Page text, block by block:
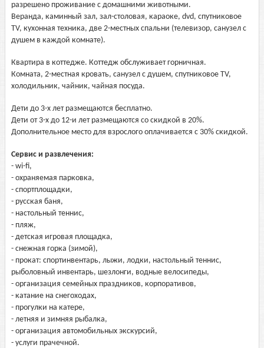
разрешено проживание с домашними животными.
Веранда, каминный зал, зал-столовая, караоке, dvd, спутниковое
TV, кухонная техника, две 2-местных спальни (телевизор, санузел с
душем в каждой комнате).
Квартира в коттедже. Коттедж обслуживает горничная.
Комната, 2-местная кровать, санузел с душем, спутниковое TV,
холодильник, чайник, чайная посуда.
Дети до 3-х лет размещаются бесплатно.
Дети от 3-х до 12-и лет размещаются со скидкой в 20%.
Дополнительное место для взрослого оплачивается с 30% скидкой.
Сервис и развлечения:
- wi-fi,
- охраняемая парковка,
- спортплощадки,
- русская баня,
- настольный теннис,
- пляж,
- детская игровая площадка,
- снежная горка (зимой),
- прокат: спортинвентарь, лыжи, лодки, настольный теннис,
рыболовный инвентарь, шезлонги, водные велосипеды,
- организация семейных праздников, корпоративов,
- катание на снегоходах,
- прогулки на катере,
- летняя и зимняя рыбалка,
- организация автомобильных экскурсий,
- услуги прачечной.